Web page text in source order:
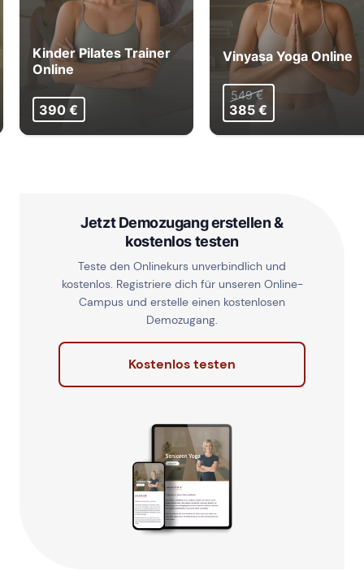
Kinder Pilates Trainer
Online
390 €
Vinyasa Yoga Online
549 €
385 €
Jetzt Demozugang erstellen &
kostenlos testen
Teste den Onlinekurs unverbindlich und
kostenlos. Registriere dich für unseren Online-
Campus und erstelle einen kostenlosen
Demozugang.
Kostenlos testen